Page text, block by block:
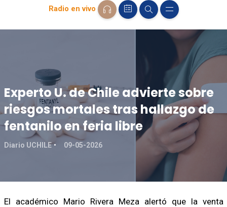
Radio en vivo
Experto U. de Chile advierte sobre
riesgos mortales tras hallazgo de
fentanilo en feria libre
Diario UCHILE 09-05-2026
El académico Mario Rivera Meza alertó que la venta